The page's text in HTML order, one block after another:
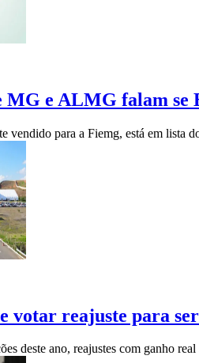
MG e ALMG falam se
vendido para a Fiemg, está em lista
votar reajuste para
deste ano, reajustes com ganho